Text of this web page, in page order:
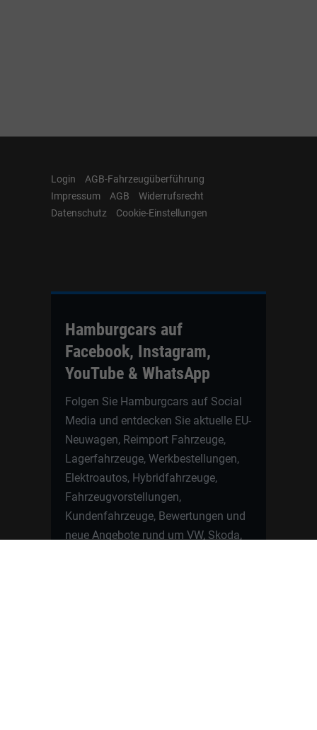
Login
AGB-Fahrzeugüberführung
Impressum
AGB
Widerrufsrecht
Datenschutz
Cookie-Einstellungen
Hamburgcars auf
Facebook, Instagram,
YouTube & WhatsApp
Folgen Sie Hamburgcars auf Social
Media und entdecken Sie aktuelle EU-
Neuwagen, Reimport Fahrzeuge,
Lagerfahrzeuge, Werkbestellungen,
Elektroautos, Hybridfahrzeuge,
Fahrzeugvorstellungen,
Kundenfahrzeuge, Bewertungen und
neue Angebote rund um VW, Skoda,